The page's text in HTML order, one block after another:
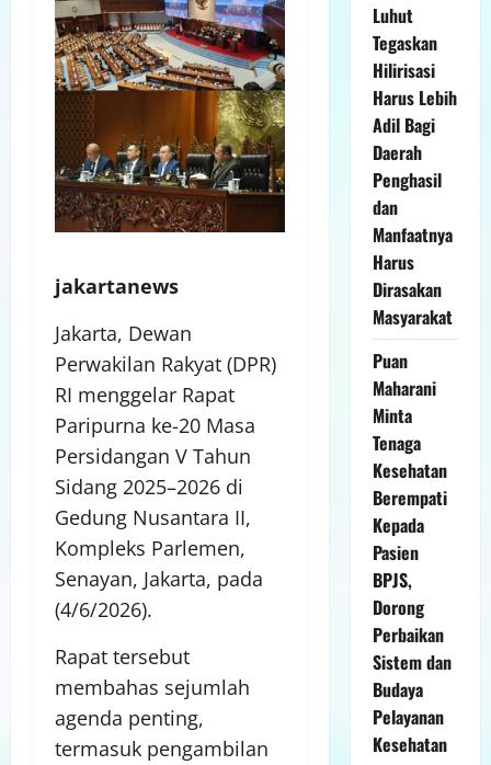
jakartanews
Jakarta, Dewan
Perwakilan Rakyat (DPR)
RI menggelar Rapat
Paripurna ke-20 Masa
Persidangan V Tahun
Sidang 2025–2026 di
Gedung Nusantara II,
Kompleks Parlemen,
Senayan, Jakarta, pada
(4/6/2026).
Rapat tersebut
membahas sejumlah
agenda penting,
termasuk pengambilan
Luhut
Tegaskan
Hilirisasi
Harus Lebih
Adil Bagi
Daerah
Penghasil
dan
Manfaatnya
Harus
Dirasakan
Masyarakat
Puan
Maharani
Minta
Tenaga
Kesehatan
Berempati
Kepada
Pasien
BPJS,
Dorong
Perbaikan
Sistem dan
Budaya
Pelayanan
Kesehatan